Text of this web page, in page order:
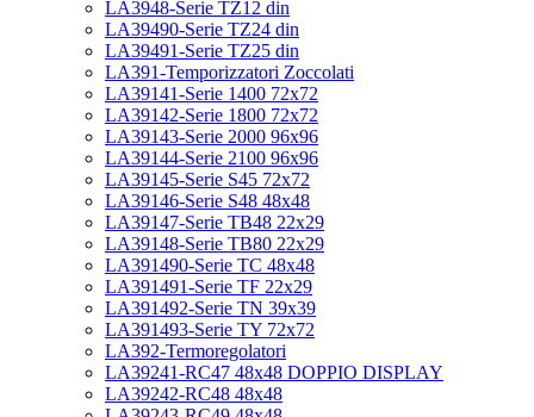
LA3948-Serie TZ12 din
LA39490-Serie TZ24 din
LA39491-Serie TZ25 din
LA391-Temporizzatori Zoccolati
LA39141-Serie 1400 72x72
LA39142-Serie 1800 72x72
LA39143-Serie 2000 96x96
LA39144-Serie 2100 96x96
LA39145-Serie S45 72x72
LA39146-Serie S48 48x48
LA39147-Serie TB48 22x29
LA39148-Serie TB80 22x29
LA391490-Serie TC 48x48
LA391491-Serie TF 22x29
LA391492-Serie TN 39x39
LA391493-Serie TY 72x72
LA392-Termoregolatori
LA39241-RC47 48x48 DOPPIO DISPLAY
LA39242-RC48 48x48